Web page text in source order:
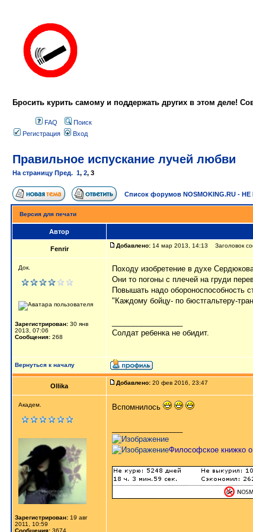
Бросить курить самому и поддержать других в этом деле!
FAQ
Поиск
Регистрация
Вход
Правильное испускание лучей любви
На страницу Пред. 1, 2, 3
Список форумов NOSMOKING.RU -
Версия для печати
Автор
Fenrir Добавлено: 14 мар 2013, 14:13 Заголовок
Док.
Зарегистрирован: 30 янв
2013, 07:06
Сообщения: 268
Походу изобретение в духе
Они то погоны с плечей на груди
Повышать надо обороноспособность
"Каждому бойцу- по бюстгальтеру-
Солдат ребенка не обидит.
Вернуться к началу
Ollika Добавлено: 20 фев 2016, 23:47
Академ.
Зарегистрирован: 19 авг
2011, 10:59
Сообщения: 3674
Вспомнилось
Философское книжко